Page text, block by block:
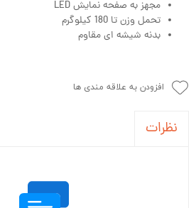
مجهز به صفحه نمایش LED
تحمل وزن تا 180 کیلوگرم
بدنه شیشه ای مقاوم
افزودن به علاقه مندی ها
نظرات